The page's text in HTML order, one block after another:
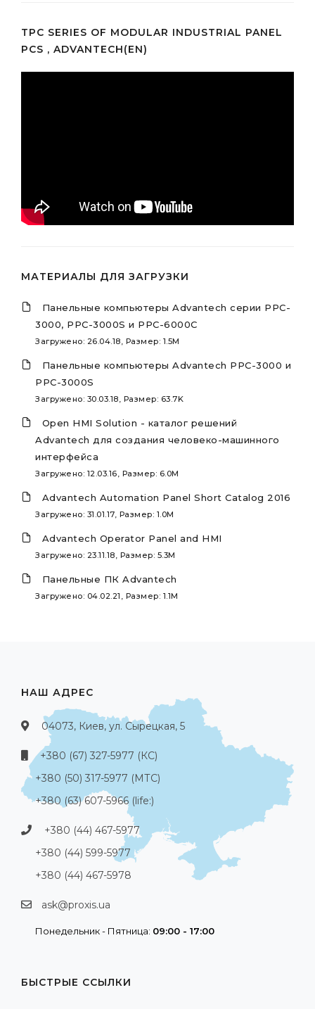
TPC SERIES OF MODULAR INDUSTRIAL PANEL
PCS , ADVANTECH(EN)
МАТЕРИАЛЫ ДЛЯ ЗАГРУЗКИ
Панельные компьютеры Advantech серии PPC-
3000, PPC-3000S и PPC-6000C
Загружено: 26.04.18, Размер: 1.5M
Панельные компьютеры Advantech PPC-3000 и
PPC-3000S
Загружено: 30.03.18, Размер: 63.7K
Open HMI Solution - каталог решений
Advantech для создания человеко-машинного
интерфейса
Загружено: 12.03.16, Размер: 6.0M
Advantech Automation Panel Short Catalog 2016
Загружено: 31.01.17, Размер: 1.0M
Advantech Operator Panel and HMI
Загружено: 23.11.18, Размер: 5.3M
Панельные ПК Advantech
Загружено: 04.02.21, Размер: 1.1M
НАШ АДРЕС
04073, Киев, ул. Сырецкая, 5
+380 (67) 327-5977 (КС)
+380 (50) 317-5977 (МТС)
+380 (63) 607-5966 (life:)
+380 (44) 467-5977
+380 (44) 599-5977
+380 (44) 467-5978
ask@proxis.ua
Понедельник - Пятница: 09:00 - 17:00
БЫСТРЫЕ ССЫЛКИ